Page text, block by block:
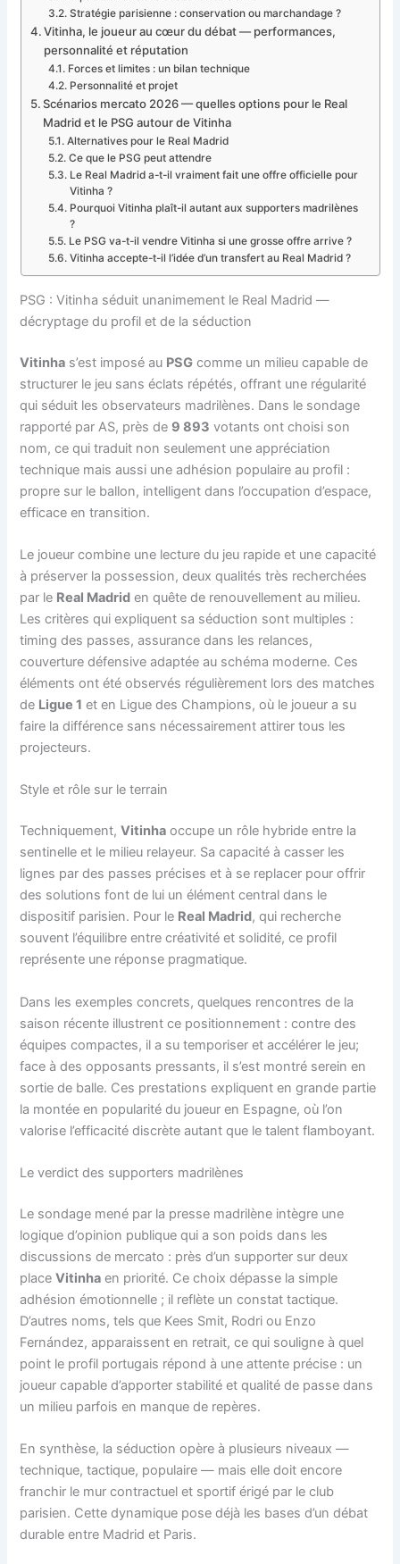
Stratégie parisienne : conservation ou marchandage ?
Vitinha, le joueur au cœur du débat — performances,
personnalité et réputation
Forces et limites : un bilan technique
Personnalité et projet
Scénarios mercato 2026 — quelles options pour le Real
Madrid et le PSG autour de Vitinha
Alternatives pour le Real Madrid
Ce que le PSG peut attendre
Le Real Madrid a-t-il vraiment fait une offre officielle pour
Vitinha ?
Pourquoi Vitinha plaît-il autant aux supporters madrilènes
?
Le PSG va-t-il vendre Vitinha si une grosse offre arrive ?
Vitinha accepte-t-il l’idée d’un transfert au Real Madrid ?
PSG : Vitinha séduit unanimement le Real Madrid —
décryptage du profil et de la séduction
Vitinha s’est imposé au PSG comme un milieu capable de
structurer le jeu sans éclats répétés, offrant une régularité
qui séduit les observateurs madrilènes. Dans le sondage
rapporté par AS, près de 9 893 votants ont choisi son
nom, ce qui traduit non seulement une appréciation
technique mais aussi une adhésion populaire au profil :
propre sur le ballon, intelligent dans l’occupation d’espace,
efficace en transition.
Le joueur combine une lecture du jeu rapide et une capacité
à préserver la possession, deux qualités très recherchées
par le Real Madrid en quête de renouvellement au milieu.
Les critères qui expliquent sa séduction sont multiples :
timing des passes, assurance dans les relances,
couverture défensive adaptée au schéma moderne. Ces
éléments ont été observés régulièrement lors des matches
de Ligue 1 et en Ligue des Champions, où le joueur a su
faire la différence sans nécessairement attirer tous les
projecteurs.
Style et rôle sur le terrain
Techniquement,Vitinha occupe un rôle hybride entre la
sentinelle et le milieu relayeur. Sa capacité à casser les
lignes par des passes précises et à se replacer pour offrir
des solutions font de lui un élément central dans le
dispositif parisien. Pour le Real Madrid, qui recherche
souvent l’équilibre entre créativité et solidité, ce profil
représente une réponse pragmatique.
Dans les exemples concrets, quelques rencontres de la
saison récente illustrent ce positionnement : contre des
équipes compactes, il a su temporiser et accélérer le jeu;
face à des opposants pressants, il s’est montré serein en
sortie de balle. Ces prestations expliquent en grande partie
la montée en popularité du joueur en Espagne, où l’on
valorise l’efficacité discrète autant que le talent flamboyant.
Le verdict des supporters madrilènes
Le sondage mené par la presse madrilène intègre une
logique d’opinion publique qui a son poids dans les
discussions de mercato : près d’un supporter sur deux
placeVitinha en priorité. Ce choix dépasse la simple
adhésion émotionnelle ; il reflète un constat tactique.
D’autres noms, tels que Kees Smit, Rodri ou Enzo
Fernández, apparaissent en retrait, ce qui souligne à quel
point le profil portugais répond à une attente précise : un
joueur capable d’apporter stabilité et qualité de passe dans
un milieu parfois en manque de repères.
En synthèse, la séduction opère à plusieurs niveaux —
technique, tactique, populaire — mais elle doit encore
franchir le mur contractuel et sportif érigé par le club
parisien. Cette dynamique pose déjà les bases d’un débat
durable entre Madrid et Paris.